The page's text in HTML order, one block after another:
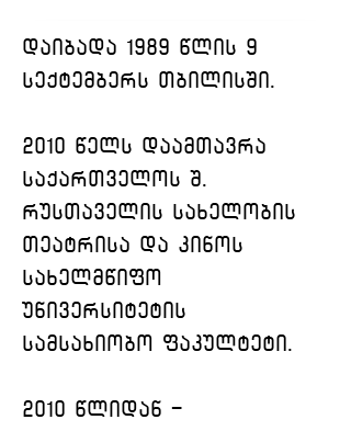
დაიბადა 1989 წლის 9
სექტემბერს თბილისში.
2010 წელს დაამთავრა
საქართველოს შ.
რუსთაველის სახელობის
თეატრისა და კინოს
სახელმწიფო
უნივერსიტეტის
სამსახიობო ფაკულტეტი.
2010 წლიდან -